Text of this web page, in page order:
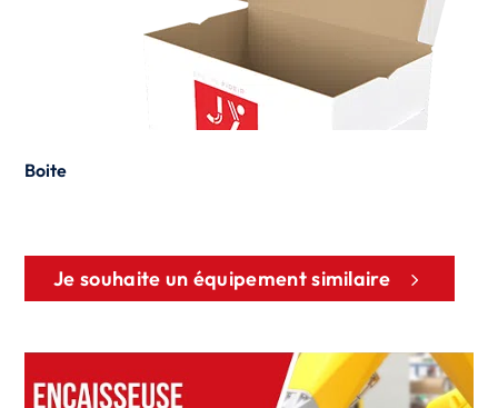
Boite
Je souhaite un équipement similaire